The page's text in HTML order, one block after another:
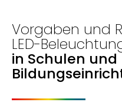
Vorgaben und
LED-
in Schulen und